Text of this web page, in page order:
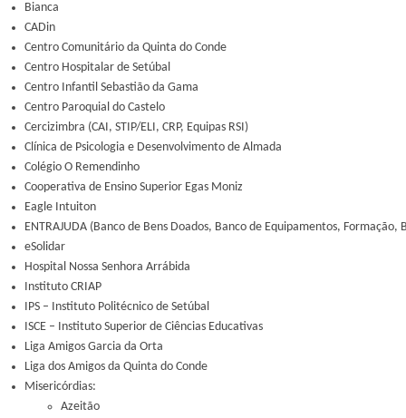
Bianca
CADin
Centro Comunitário da Quinta do Conde
Centro Hospitalar de Setúbal
Centro Infantil Sebastião da Gama
Centro Paroquial do Castelo
Cercizimbra (CAI, STIP/ELI, CRP, Equipas RSI)
Clínica de Psicologia e Desenvolvimento de Almada
Colégio O Remendinho
Cooperativa de Ensino Superior Egas Moniz
Eagle Intuiton
ENTRAJUDA (Banco de Bens Doados, Banco de Equipamentos, Formação,
eSolidar
Hospital Nossa Senhora Arrábida
Instituto CRIAP
IPS – Instituto Politécnico de Setúbal
ISCE – Instituto Superior de Ciências Educativas
Liga Amigos Garcia da Orta
Liga dos Amigos da Quinta do Conde
Misericórdias:
Azeitão